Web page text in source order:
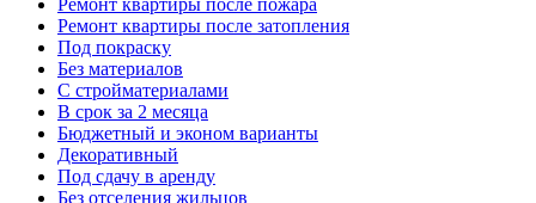
Ремонт квартиры после пожара
Ремонт квартиры после затопления
Под покраску
Без материалов
С стройматериалами
В срок за 2 месяца
Бюджетный и эконом варианты
Декоративный
Под сдачу в аренду
Без отселения жильцов